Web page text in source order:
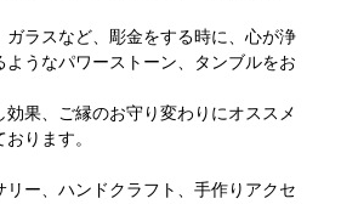
ガラスなど、彫金をする時に、心が浄
ようなパワーストーン、タンブルをお
効果、ご縁のお守り変わりにオススメ
ります。
リー、ハンドクラフト、手作りアクセ